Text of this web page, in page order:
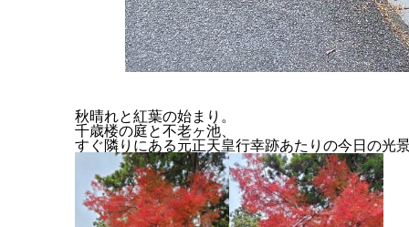
秋晴れと紅葉の始まり。
千歳楼の庭と不老ヶ池、
すぐ隣りにある元正天皇行幸跡あたりの今日の光